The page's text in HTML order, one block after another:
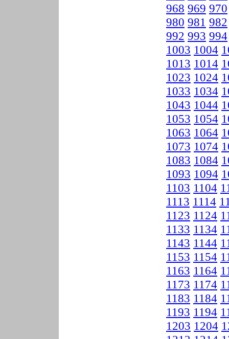
968 969 970
980 981 982
992 993 994
1003 1004
1013 1014
1023 1024
1033 1034
1043 1044
1053 1054
1063 1064
1073 1074
1083 1084
1093 1094
1103 1104
1113 1114
1123 1124
1133 1134
1143 1144
1153 1154
1163 1164
1173 1174
1183 1184
1193 1194
1203 1204